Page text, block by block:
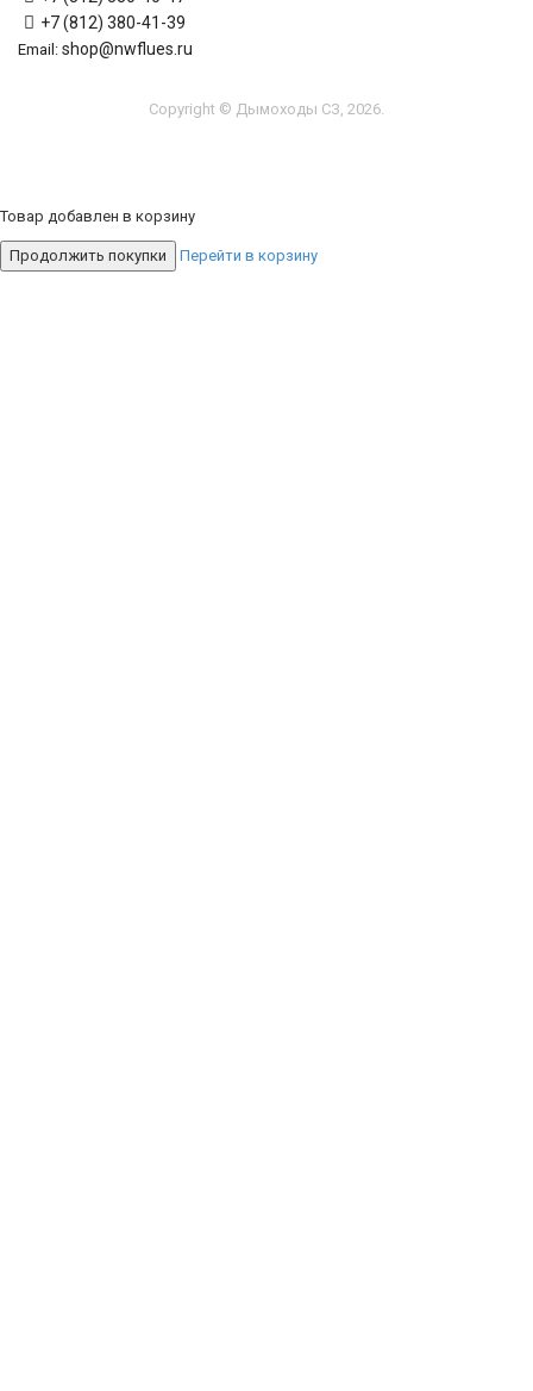
+7 (812) 380-41-39
Email: shop@nwflues.ru
Copyright © Дымоходы СЗ, 2026.
Товар добавлен в корзину
Продолжить покупки Перейти в корзину